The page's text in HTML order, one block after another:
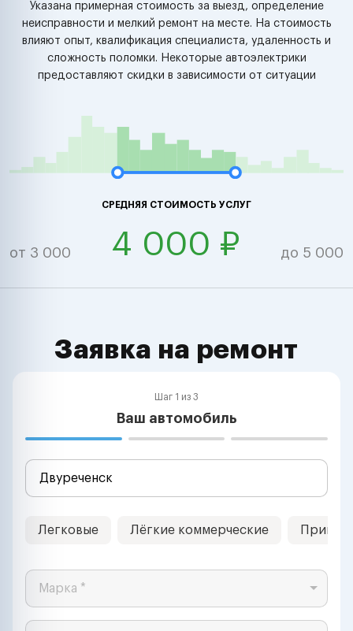
Указана примерная стоимость за выезд, определение
неисправности и мелкий ремонт на месте. На стоимость
влияют опыт, квалификация специалиста, удаленность и
сложность поломки. Некоторые автоэлектрики
предоставляют скидки в зависимости от ситуации
СРЕДНЯЯ СТОИМОСТЬ УСЛУГ
от 3 000 4 000 ₽ до 5 000
Заявка на ремонт
Шаг 1 из 3
Ваш автомобиль
Легковые Лёгкие коммерческие
Марка *